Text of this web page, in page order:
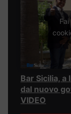
Bar Sicilia,
dal nuovo
VIDEO